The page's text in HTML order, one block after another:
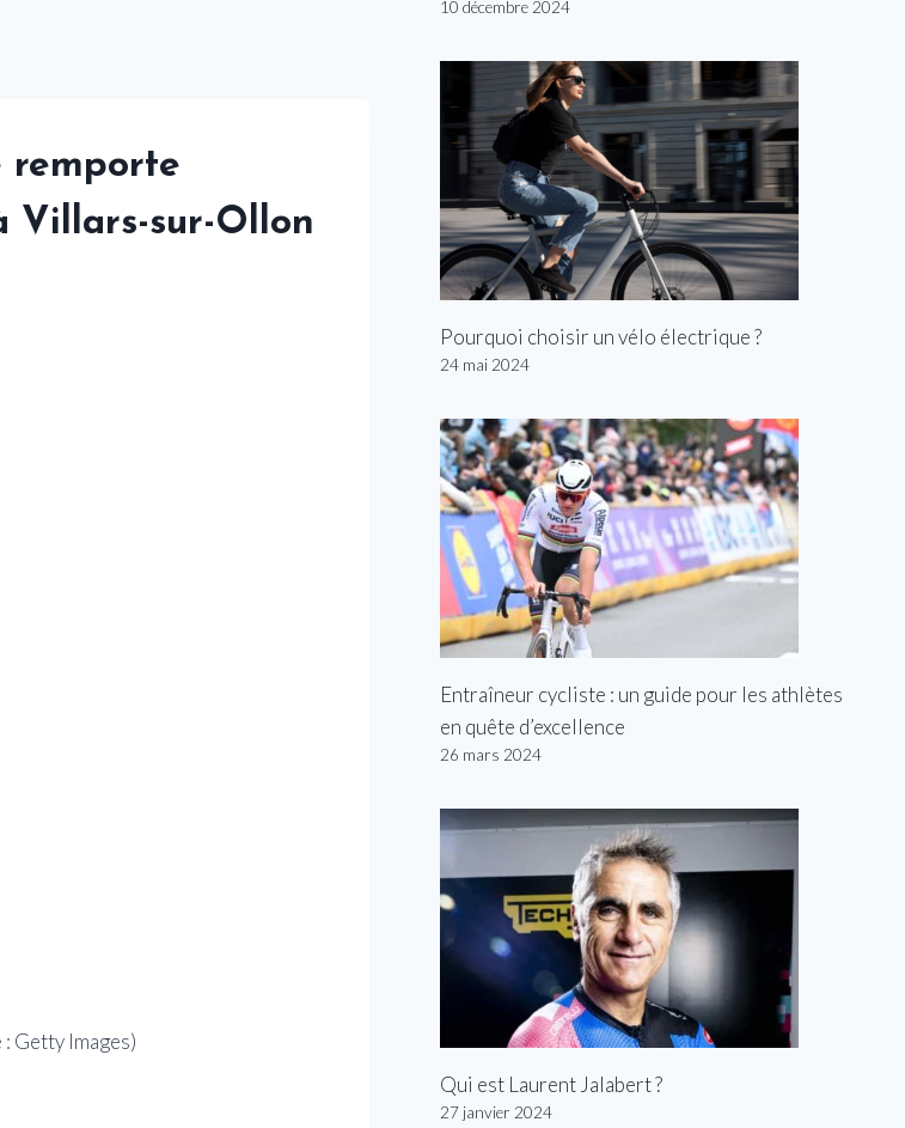
remporte
Villars-sur-Ollon
Getty Images)
10 décembre 2024
Pourquoi choisir un vélo électrique ?
24 mai 2024
Entraîneur cycliste : un guide pour les athlètes
en quête d’excellence
26 mars 2024
Qui est Laurent Jalabert ?
27 janvier 2024